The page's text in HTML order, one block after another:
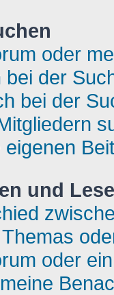
oder
der
bei der
und
oder